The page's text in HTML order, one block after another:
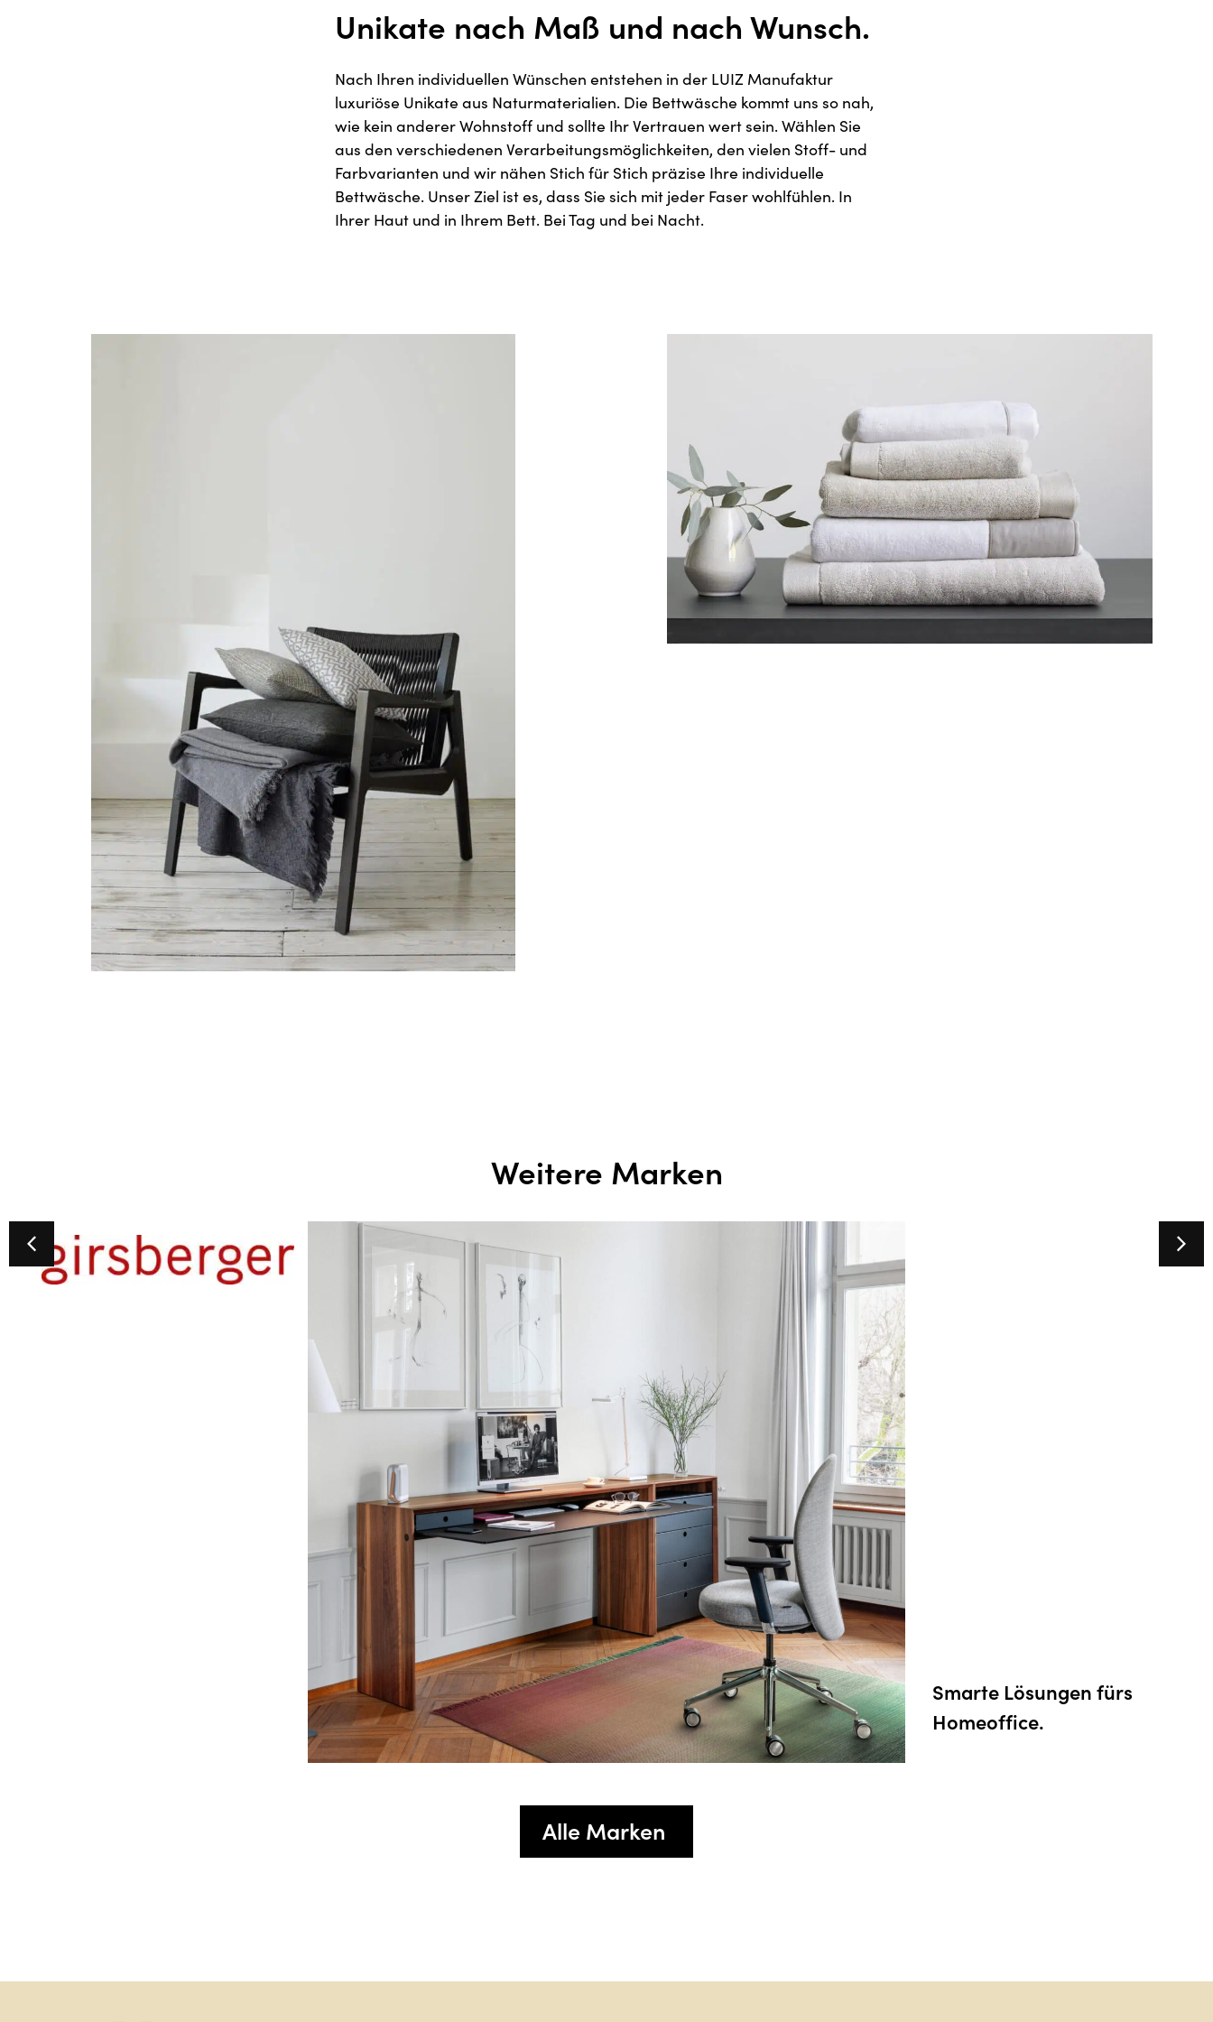
Unikate nach Maß und nach Wunsch.
Nach Ihren individuellen Wünschen entstehen in der LUIZ Manufaktur
luxuriöse Unikate aus Naturmaterialien. Die Bettwäsche kommt uns so nah,
wie kein anderer Wohnstoff und sollte Ihr Vertrauen wert sein. Wählen Sie
aus den verschiedenen Verarbeitungsmöglichkeiten, den vielen Stoff- und
Farbvarianten und wir nähen Stich für Stich präzise Ihre individuelle
Bettwäsche. Unser Ziel ist es, dass Sie sich mit jeder Faser wohlfühlen. In
Ihrer Haut und in Ihrem Bett. Bei Tag und bei Nacht.
Weitere Marken
Erholsames Zuhause.
Alle Marken